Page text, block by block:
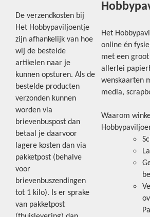
De verzendkosten bij
Het Hobbypaviljoentje
zijn afhankelijk van hoe
wij de bestelde
artikelen naar je
kunnen opsturen. Als de
bestelde producten
verzonden kunnen
worden via
brievenbuspost dan
betaal je daarvoor
lagere kosten dan via
pakketpost (behalve
voor
brievenbuszendingen
tot 1 kilo). Is er sprake
van pakketpost
Het
online én
met een
allerlei
wenskaarten
media,
Waarom